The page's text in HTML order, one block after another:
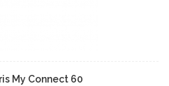
My Connect 60